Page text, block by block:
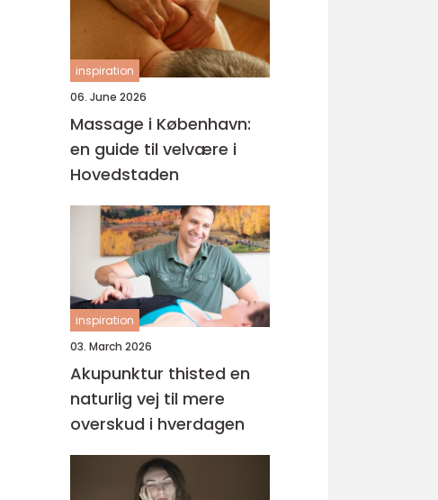
inspiration
06. June 2026
Massage i København:
en guide til velvære i
Hovedstaden
inspiration
03. March 2026
Akupunktur thisted en
naturlig vej til mere
overskud i hverdagen